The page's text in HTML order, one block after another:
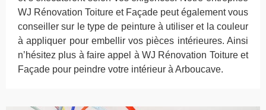
WJ Rénovation Toiture et Façade peut également vous
conseiller sur le type de peinture à utiliser et la couleur
à appliquer pour embellir vos pièces intérieures. Ainsi
n’hésitez plus à faire appel à WJ Rénovation Toiture et
Façade pour peindre votre intérieur à Arboucave.